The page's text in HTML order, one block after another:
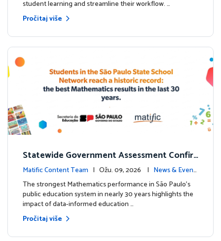
student learning and streamline their workflow. …
Pročitaj više
Statewide Government Assessment Confir
ms: Greater Matific Usage Linked to Higher
Math Achievement
Matific Content Team | Ožu. 09, 2026 | News & Event
s
The strongest Mathematics performance in São Paulo’s
public education system in nearly 30 years highlights the
impact of data-informed education …
Pročitaj više